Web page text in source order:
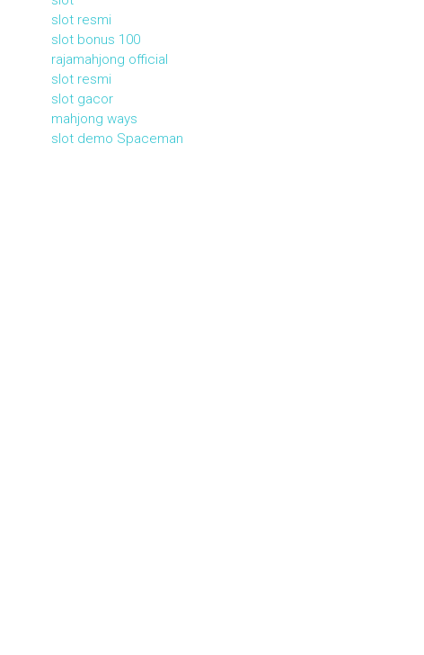
slot resmi
slot bonus 100
rajamahjong official
slot resmi
slot gacor
mahjong ways
slot demo Spaceman